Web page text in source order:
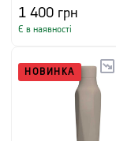
1 400 грн
Є в наявності
НОВИНКА